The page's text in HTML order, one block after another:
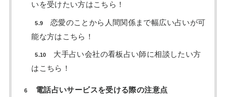
いを受けたい方はこちら！
5.9
恋愛のことから人間関係まで幅広い占いが可
能な方はこちら！
5.10
大手占い会社の看板占い師に相談したい方
はこちら！
6 電話占いサービスを受ける際の注意点